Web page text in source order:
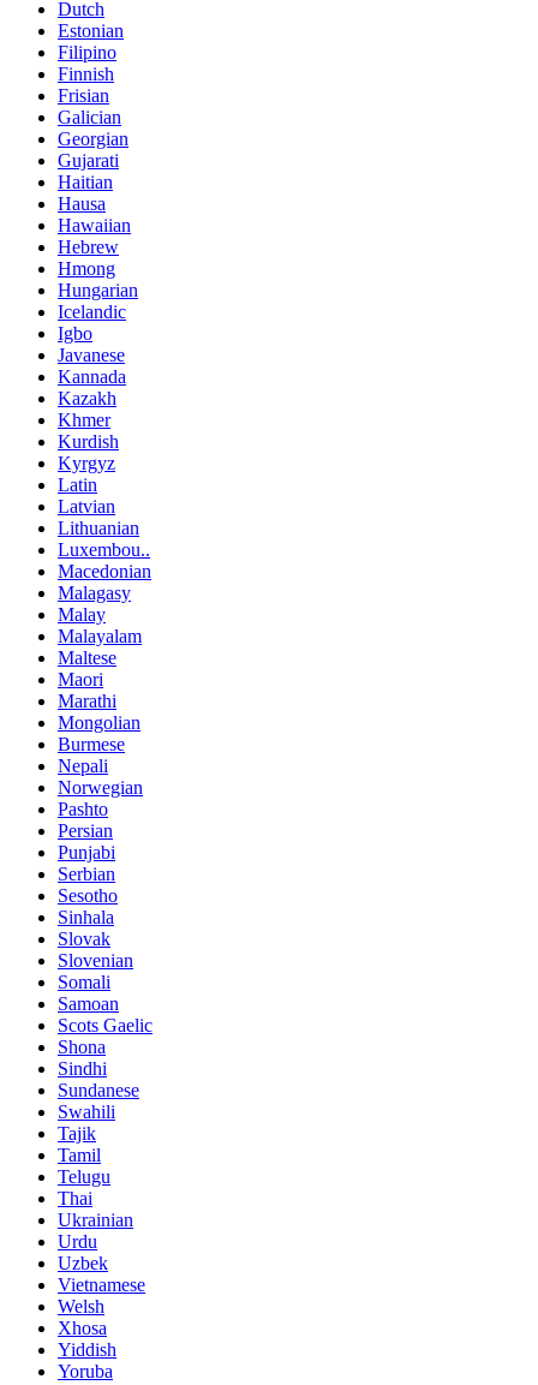
Dutch
Estonian
Filipino
Finnish
Frisian
Galician
Georgian
Gujarati
Haitian
Hausa
Hawaiian
Hebrew
Hmong
Hungarian
Icelandic
Igbo
Javanese
Kannada
Kazakh
Khmer
Kurdish
Kyrgyz
Latin
Latvian
Lithuanian
Luxembou..
Macedonian
Malagasy
Malay
Malayalam
Maltese
Maori
Marathi
Mongolian
Burmese
Nepali
Norwegian
Pashto
Persian
Punjabi
Serbian
Sesotho
Sinhala
Slovak
Slovenian
Somali
Samoan
Scots Gaelic
Shona
Sindhi
Sundanese
Swahili
Tajik
Tamil
Telugu
Thai
Ukrainian
Urdu
Uzbek
Vietnamese
Welsh
Xhosa
Yiddish
Yoruba